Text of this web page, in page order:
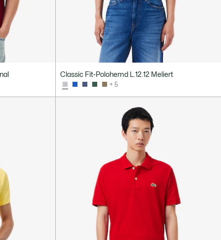
Classic Fit-Polohemd L.12.12 Meliert
+ 5